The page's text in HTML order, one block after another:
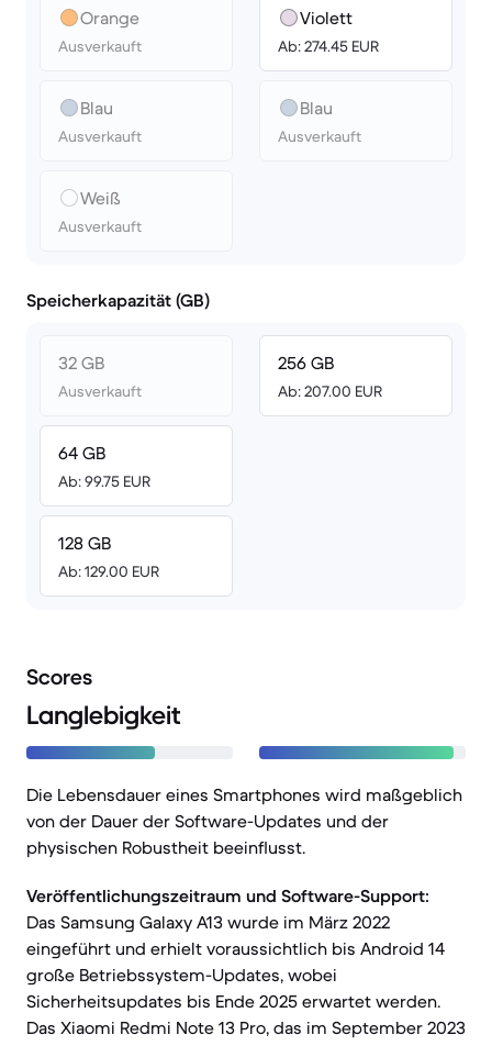
Orange
Ausverkauft
Blau
Ausverkauft
Weiß
Ausverkauft
Violett
Ab: 274.45 EUR
Blau
Ausverkauft
Speicherkapazität (GB)
32 GB
Ausverkauft
64 GB
Ab: 99.75 EUR
128 GB
Ab: 129.00 EUR
256 GB
Ab: 207.00 EUR
Scores
Langlebigkeit
Die Lebensdauer eines Smartphones wird maßgeblich
von der Dauer der Software-Updates und der
physischen Robustheit beeinflusst.
Veröffentlichungszeitraum und Software-Support:
Das Samsung Galaxy A13 wurde im März 2022
eingeführt und erhielt voraussichtlich bis Android 14
große Betriebssystem-Updates, wobei
Sicherheitsupdates bis Ende 2025 erwartet werden.
Das Xiaomi Redmi Note 13 Pro, das im September 2023